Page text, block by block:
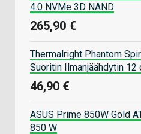
4.0 NVMe 3D NAND
265,90 €
Thermalright Phantom
Suoritin Ilmanjäähdytin
46,90 €
ASUS Prime 850W Gold
850 W